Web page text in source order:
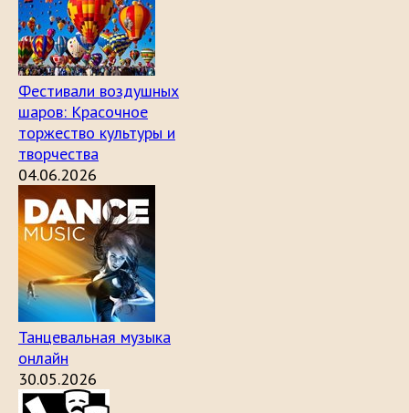
Фестивали воздушных
шаров: Красочное
торжество культуры и
творчества
04.06.2026
Танцевальная музыка
онлайн
30.05.2026